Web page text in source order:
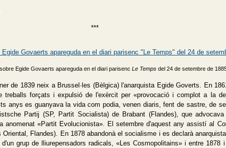
***
Egide Govaerts apareguda en el diari parisenc Le Tempsdel 24 de setembre de
de 1839 neix a Brussel·les (Bèlgica) l'anarquista Egide Goverts. En
treballs forçats i expulsió de l'exèrcit per «provocació i complot a la
anys es guanyava la vida com podia, venen diaris, fent de sastre, de
Partij (SP, Partit Socialista) de Brabant (Flandes), que
anomenat «Partit Evolucionista». El setembre d'aquest any assistí al
Flandes). En 1878 abandonà el socialisme i es declarà
grup de lliurepensadors radicals, «Les Cosmopolitains» i entre 1878